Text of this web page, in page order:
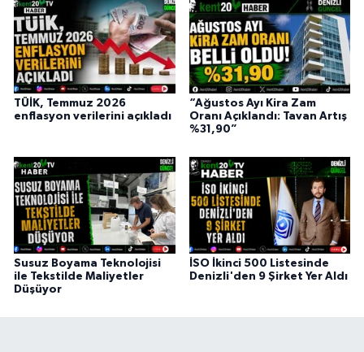
TÜİK, Temmuz 2026
enflasyon verilerini açıkladı
“Ağustos Ayı Kira Zam
Oranı Açıklandı: Tavan Artış
%31,90”
Susuz Boyama Teknolojisi
ile Tekstilde Maliyetler
Düşüyor
İSO İkinci 500 Listesinde
Denizli'den 9 Şirket Yer Aldı